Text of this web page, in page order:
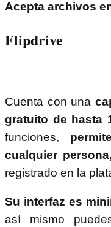
Acepta archivos
Flipdrive
Cuenta con una
gratuito de hasta
funciones,
cualquier persona,
registrado en la
Su interfaz es
así mismo